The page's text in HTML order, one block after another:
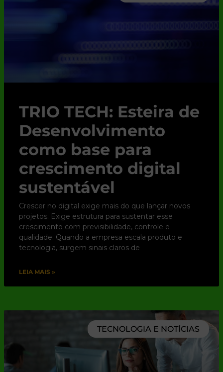
TRIO TECH: Esteira de
Desenvolvimento
como base para
crescimento digital
sustentável
Crescer no digital exige mais do que lançar novos
projetos. Exige estrutura para sustentar esse
crescimento com previsibilidade, controle e
qualidade. Quando a empresa escala produto e
tecnologia, surgem sinais claros de
LEIA MAIS »
TECNOLOGIA E NOTÍCIAS